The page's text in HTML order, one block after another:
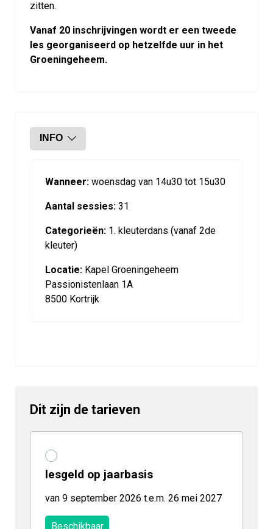
zitten.
Vanaf 20 inschrijvingen wordt er een tweede
les georganiseerd op hetzelfde uur in het
Groeningeheem.
INFO
Wanneer: woensdag van 14u30 tot 15u30
Aantal sessies: 31
Categorieën: 1. kleuterdans (vanaf 2de
kleuter)
Locatie: Kapel Groeningeheem
Passionistenlaan 1A
8500 Kortrijk
Dit zijn de tarieven
lesgeld op jaarbasis
van 9 september 2026 t.e.m. 26 mei 2027
Beschikbaar